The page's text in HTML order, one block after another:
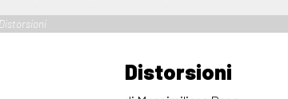
Distorsioni
Distorsioni